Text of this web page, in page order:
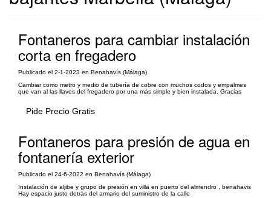
Fontaneros para cambiar instalación
corta en fregadero
Publicado el 2-1-2023 en Benahavís (Málaga)
Cambiar como metro y medio de tubería de cobre con muchos codos y empalmes
que van al las llaves del fregadero por una más simple y bien instalada. Gracias
Pide Precio Gratis
Fontaneros para presión de agua en
fontanería exterior
Publicado el 24-6-2022 en Benahavís (Málaga)
Instalación de aljibe y grupo de presión en villa en puerto del almendro , benahavis
Hay espacio justo detrás del armario del suministro de la calle